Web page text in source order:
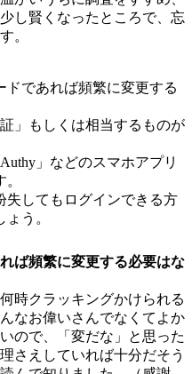
し賢くなったところで、忘
。
ドであれば頻繁に変更する
」もしくは相当するものが
」などのスマホアプリ
失してもログインできる方
う。
ば頻繁に変更する必要はな
時クラッキングかけられる
なお偉いさんでなくてよか
ので、「変だな」と思った
さえしていれば十分だそう